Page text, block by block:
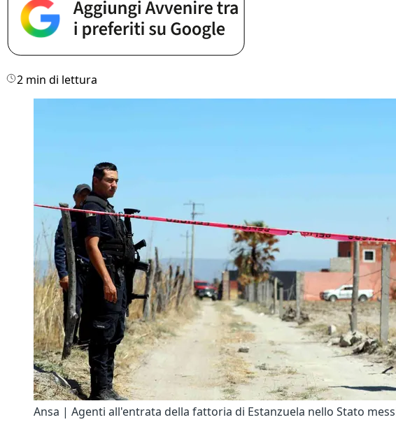
2 min di lettura
Ansa | Agenti all'entrata della fattoria di Estanzuela nello Stato